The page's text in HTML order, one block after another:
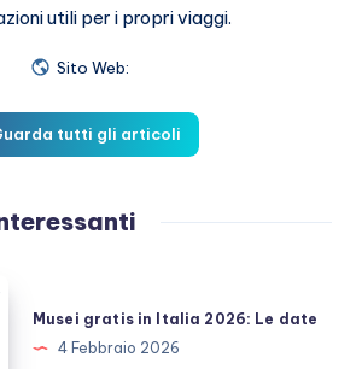
utili per i propri viaggi.
Sito Web:
tutti gli articoli
Musei gratis in Italia 2026: Le date
4 Febbraio 2026